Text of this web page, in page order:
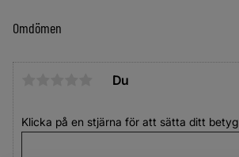
Omdömen
Du
Klicka på en stjärna för att sätta ditt betyg